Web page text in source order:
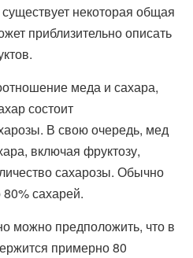
некоторая общая
приблизительно описать
меда и сахара,
состоит
В свою очередь, мед
включая фруктозу,
сахарозы. Обычно
сахарей.
можно предположить, что в
примерно 80